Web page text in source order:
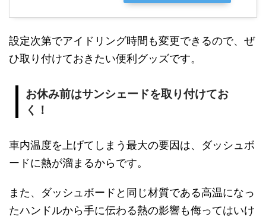
設定次第でアイドリング時間も変更できるので、ぜ
ひ取り付けておきたい便利グッズです。
お休み前はサンシェードを取り付けてお
く！
車内温度を上げてしまう最大の要因は、ダッシュボ
ードに熱が溜まるからです。
また、ダッシュボードと同じ材質である高温になっ
たハンドルから手に伝わる熱の影響も侮ってはいけ